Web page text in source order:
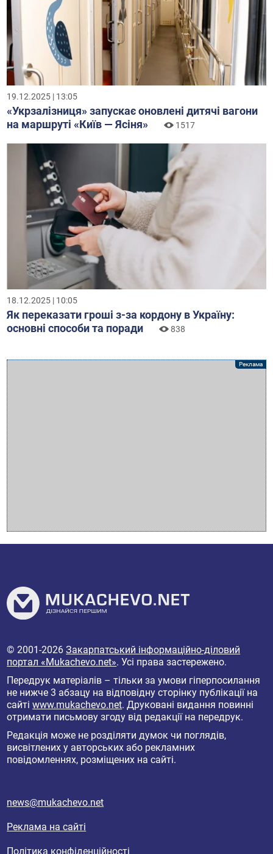
19.12.2025 | 13:05
«Укрзалізниця» запускає оновлені дитячі вагони
на маршруті «Київ — Ясіня»
1517
18.12.2025 | 10:05
Як переказати гроші з-за кордону в Україну:
основні способи та поради
838
© 2001-2026Закарпатський інформаційно-діловий
портал «Mukachevo.net». Усі права застережено.
Передрук матеріалів – тільки за умови гіперпосилання
не нижче 3 абзацу на відповідну сторінку публікації на
сайтіwww.mukachevo.net. Друковані видання повинні
отримати письмову згоду від редакції на передрук.
Редакція може не розділяти думок чи поглядів,
висвітлених у авторських або рекламних
повідомленнях, розміщених на сайті.
news@mukachevo.net
Реклама на сайті
Політика конфіденційності